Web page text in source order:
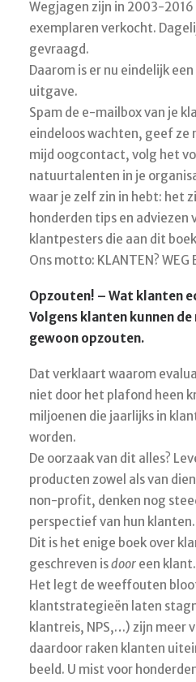
Wegjagen zijn in 2003-
exemplaren verkocht.
gevraagd.
Daarom is er nu eindelijk
uitgave.
Spam de e-mailbox van je
eindeloos wachten, geef ze
mijd oogcontact, volg het
natuurtalenten in je
waar je zelf zin in hebt: het
honderden tips en adviezen
klantpesters die aan dit
Ons motto: KLANTEN? WEG
Opzouten! – Wat klanten
Volgens klanten kunnen
gewoon opzouten.
Dat verklaart waarom
niet door het plafond heen
miljoenen die jaarlijks in
worden.
De oorzaak van dit alles?
producten zowel als van
non-profit, denken nog
perspectief van hun klanten.
Dit is het enige boek over
geschreven isdoor een klant.
Het legt de weeffouten
klantstrategieën laten
klantreis, NPS,…) zijn meer
daardoor raken klanten
beeld. U mist voor